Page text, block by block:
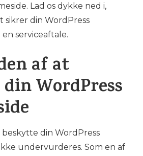
Lad os dykke ned i,
sikrer din WordPress
serviceaftale.
af at
WordPress
din WordPress
undervurderes. Som en af